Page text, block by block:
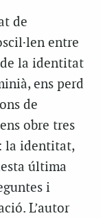
de
entre
la identitat
ens perd
de
obre tres
la identitat,
última
i
L’autor